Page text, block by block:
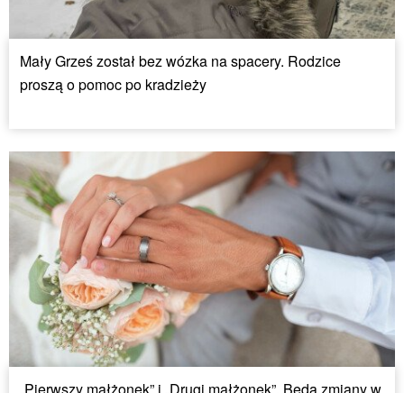
Mały Grześ został bez wózka na spacery. Rodzice
proszą o pomoc po kradzieży